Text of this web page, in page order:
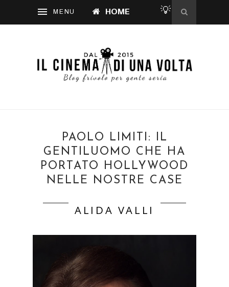
HOME 💡
PAOLO LIMITI: IL
GENTILUOMO CHE HA
PORTATO HOLLYWOOD
NELLE NOSTRE CASE
ALIDA VALLI